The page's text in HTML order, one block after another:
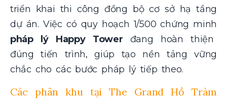
triển khai thi công đồng bộ cơ sở hạ tầng
dự án. Việc có quy hoạch 1/500 chứng minh
pháp lý Happy Tower đang hoàn thiện
đúng tiến trình, giúp tạo nền tảng vững
chắc cho các bước pháp lý tiếp theo.
Các phân khu tại The Grand Hồ Tràm